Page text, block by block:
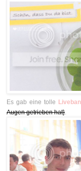
Es gab eine tolle
Augen getrieben hat}